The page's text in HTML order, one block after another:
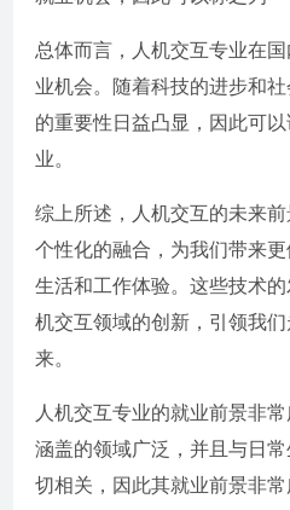
总体而言，人机交互专业在
业机会。随着科技的进步和
的重要性日益凸显，因此可以
业。
综上所述，人机交互的未来
个性化的融合，为我们带来
生活和工作体验。这些技术
机交互领域的创新，引领我
来。
人机交互专业的就业前景非
涵盖的领域广泛，并且与日
切相关，因此其就业前景非